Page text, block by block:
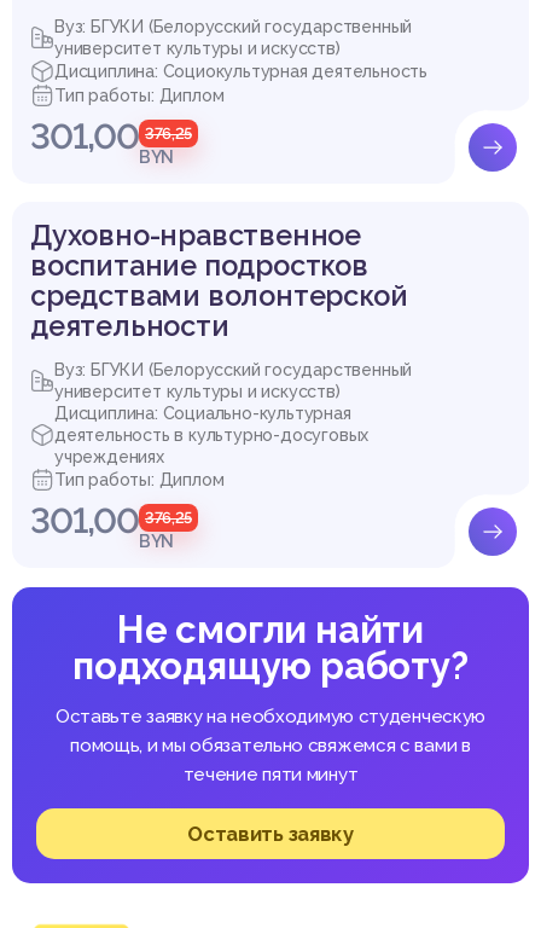
Список литературы
Вуз: БГУКИ (Белорусский государственный
университет культуры и искусств)
Дисциплина: Социокультурная деятельность
Тип работы: Диплом
301,00 376,25
BYN
Духовно-нравственное
воспитание подростков
средствами волонтерской
деятельности
Вуз: БГУКИ (Белорусский государственный
университет культуры и искусств)
Дисциплина: Социально-культурная
деятельность в культурно-досуговых
учреждениях
Тип работы: Диплом
301,00 376,25
BYN
Не смогли найти
подходящую работу?
Оставьте заявку на необходимую студенческую
помощь, и мы обязательно свяжемся с вами в
течение пяти минут
Оставить заявку